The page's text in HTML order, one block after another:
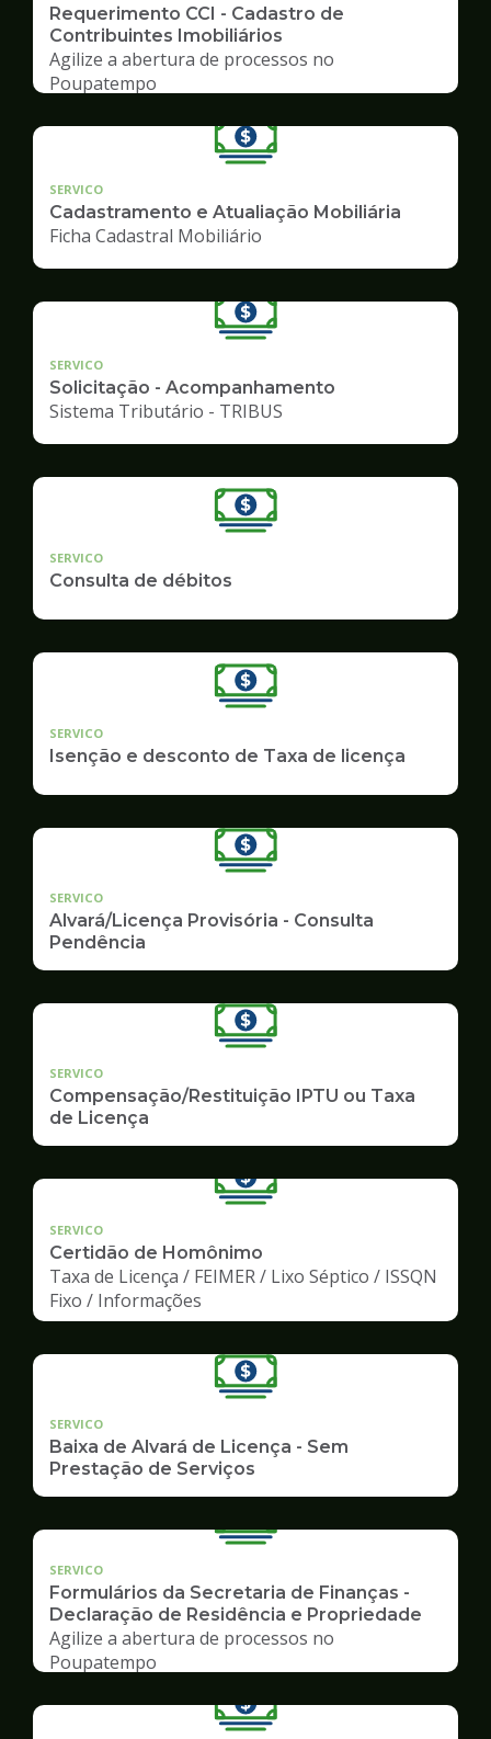
Requerimento CCI - Cadastro de
Contribuintes Imobiliários
Agilize a abertura de processos no
Poupatempo
SERVICO
Cadastramento e Atualiação Mobiliária
Ficha Cadastral Mobiliário
SERVICO
Solicitação - Acompanhamento
Sistema Tributário - TRIBUS
SERVICO
Consulta de débitos
SERVICO
Isenção e desconto de Taxa de licença
SERVICO
Alvará/Licença Provisória - Consulta
Pendência
SERVICO
Compensação/Restituição IPTU ou Taxa
de Licença
SERVICO
Certidão de Homônimo
Taxa de Licença / FEIMER / Lixo Séptico / ISSQN
Fixo / Informações
SERVICO
Baixa de Alvará de Licença - Sem
Prestação de Serviços
SERVICO
Formulários da Secretaria de Finanças -
Declaração de Residência e Propriedade
Agilize a abertura de processos no
Poupatempo